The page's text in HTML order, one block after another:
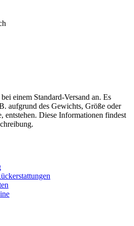
einem Standard-Versand an. Es
aufgrund des Gewichts, Größe oder
entstehen. Diese Informationen findest